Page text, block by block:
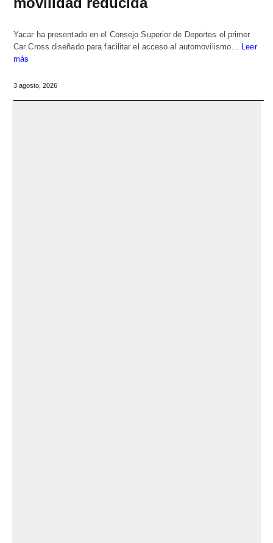
Yacar ha presentado en el Consejo Superior de Deportes el primer
Car Cross diseñado para facilitar el acceso al automovilismo…
Leer
más
3 agosto, 2026